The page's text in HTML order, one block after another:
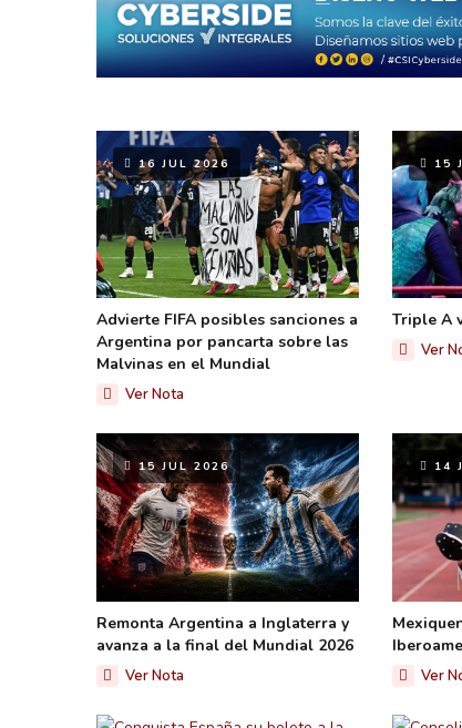
16 JUL 2026
Advierte FIFA posibles sanciones a
Argentina por pancarta sobre las
Malvinas en el Mundial
Ver Nota
15
Triple A
Ver
15 JUL 2026
Remonta Argentina a Inglaterra y
avanza a la final del Mundial 2026
Ver Nota
14
Ver